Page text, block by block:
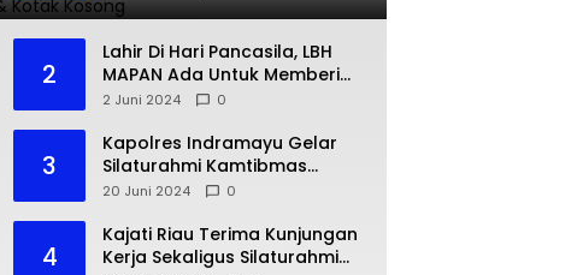
2
Lahir Di Hari Pancasila, LBH
MAPAN Ada Untuk Memberi
Bantuan Hukum Gratis Bagi
2 Juni 2024 0
3
Kapolres Indramayu Gelar
Silaturahmi Kamtibmas
dengan IKA PMII
20 Juni 2024 0
4
Kajati Riau Terima Kunjungan
Kerja Sekaligus Silaturahmi